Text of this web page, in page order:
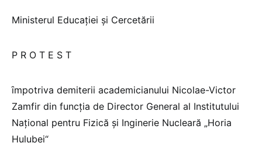
Ministerul Educaţiei şi Cercetării
P R O T E S T
ȋmpotriva demiterii academicianului Nicolae-Victor
Zamfir din funcția de Director General al Institutului
Național pentru Fizică și Inginerie Nucleară „Horia
Hulubei“